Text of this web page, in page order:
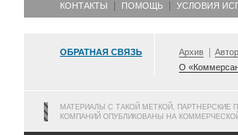
КОНТАКТЫ ПОМОЩЬ УСЛОВИЯ
ОБРАТНАЯ СВЯЗЬ Архив
О
МАТЕРИАЛЫ С ТАКОЙ МЕТКОЙ, ПАРТНЕРСКИЕ
КОМПАНИЙ ОПУБЛИКОВАНЫ НА